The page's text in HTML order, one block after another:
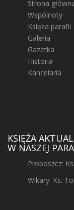
Strona
Wspólnoty
Księża parafii
Galeria
Gazetka
Historia
Kancelaria
KSIĘŻA
W NASZEJ
Proboszcz:
Wikary: Ks.